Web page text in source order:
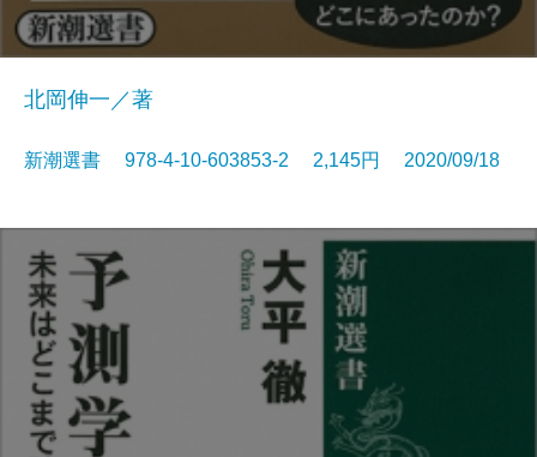
北岡伸一／著
新潮選書 978-4-10-603853-2 2,145円 2020/09/18